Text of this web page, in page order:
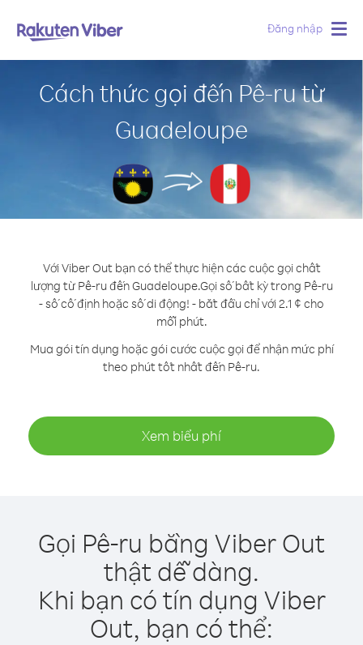
Đăng nhập
Cách thức gọi đến Pê-ru từ
Guadeloupe
Với Viber Out bạn có thể thực hiện các cuộc gọi chất
lượng từ Pê-ru đến Guadeloupe.Gọi số bất kỳ trong Pê-ru
- số cố định hoặc số di động! - bắt đầu chỉ với 2.1 ¢ cho
mỗi phút.
Mua gói tín dụng hoặc gói cước cuộc gọi để nhận mức phí
theo phút tốt nhất đến Pê-ru.
Xem biểu phí
Gọi Pê-ru bằng Viber Out
thật dễ dàng.
Khi bạn có tín dụng Viber
Out, bạn có thể: